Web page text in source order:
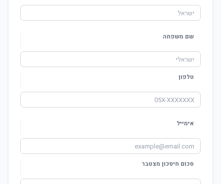
שם משפחה
טלפון
אימייל
סכום חיסכון מצטבר